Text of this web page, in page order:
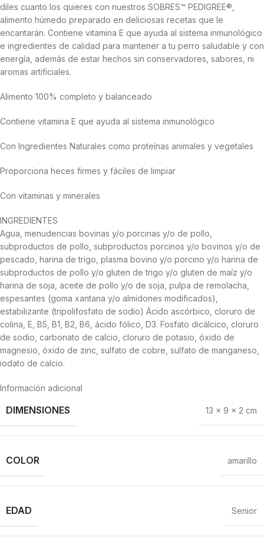
diles cuanto los quieres con nuestros SOBRES™ PEDIGREE®,
alimento húmedo preparado en deliciosas recetas que le
encantarán. Contiene vitamina E que ayuda al sistema inmunológico
e ingredientes de calidad para mantener a tu perro saludable y con
energía, además de estar hechos sin conservadores, sabores, ni
aromas artificiales.​
Alimento 100% completo y balanceado
Contiene vitamina E que ayuda al sistema inmunológico
Con Ingredientes Naturales como proteínas animales y vegetales
Proporciona heces firmes y fáciles de limpiar
Con vitaminas y minerales
INGREDIENTES
Agua, menudencias bovinas y/o porcinas y/o de pollo,
subproductos de pollo, subproductos porcinos y/o bovinos y/o de
pescado, harina de trigo, plasma bovino y/o porcino y/o harina de
subproductos de pollo y/o gluten de trigo y/o gluten de maíz y/o
harina de soja, aceite de pollo y/o de soja, pulpa de remolacha,
espesantes (goma xantana y/o almidones modificados),
estabilizante (tripolifosfato de sodio) Ácido ascórbico, cloruro de
colina, E, B5, B1, B2, B6, ácido fólico, D3. Fosfato dicálcico, cloruro
de sodio, carbonato de calcio, cloruro de potasio, óxido de
magnesio, óxido de zinc, sulfato de cobre, sulfato de manganeso,
iodato de calcio.
Información adicional
DIMENSIONES 13 × 9 × 2 cm
COLOR amarillo
EDAD Senior